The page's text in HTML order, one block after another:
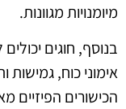
מיומנויות מגוונות.
בנוסף, חוגים
אימוני כוח,
הכישורים הפיזיים